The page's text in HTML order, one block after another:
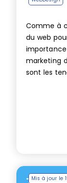
Comme à
du web
marketing
sont les
Mis à jour le